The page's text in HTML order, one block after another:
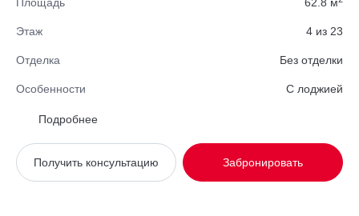
Этаж 4 из 23
Отделка Без отделки
Особенности C лоджией
Район
Вид из окна Во двор, На улицу
Планировка Угловая
Подробнее
Забронировать
Получить консультацию